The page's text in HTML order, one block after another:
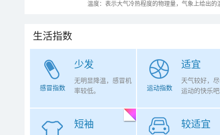
温度：表示大气冷热程度的物理量，气象上给出
生活指数
少发
感冒指数
无明显降温，感冒机
率较低。
适宜
运动指数
天气较好，
运动的快乐
短袖 较适宜